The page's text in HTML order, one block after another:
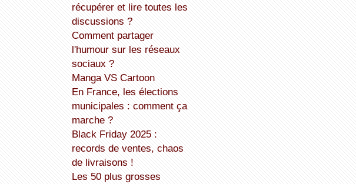
récupérer et lire toutes les
discussions ?
Comment partager
l'humour sur les réseaux
sociaux ?
Manga VS Cartoon
En France, les élections
municipales : comment ça
marche ?
Black Friday 2025 :
records de ventes, chaos
de livraisons !
Les 50 plus grosses